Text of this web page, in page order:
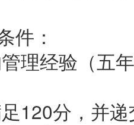
件：
理经验（五
120分，并